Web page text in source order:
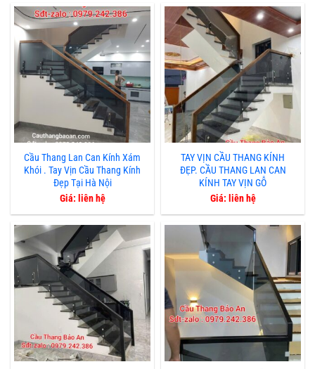
Cầu Thang Lan Can Kính Xám
Khói . Tay Vịn Cầu Thang Kính
Đẹp Tại Hà Nội
Giá: liên hệ
TAY VỊN CẦU THANG KÍNH
ĐẸP. CẦU THANG LAN CAN
KÍNH TAY VỊN GỖ
Giá: liên hệ